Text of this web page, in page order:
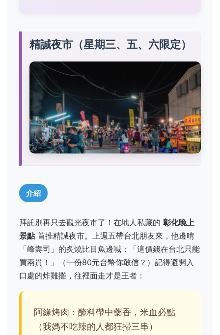
精誠夜市（星期三、五、六限定）
介紹
拜託別再只去觀光夜市了！在地人私藏的 彰化晚上
景點 首推精誠夜市。上週五帶台北朋友來，他邊啃
「峰壽司」的炙燒比目魚邊喊：「這價錢在台北只能
買兩貫！」（一份80元台幣你敢信？）記得避開入
口處的炸雞攤，往裡面走才是王者：
阿緣烤肉：醃料帶中藥香，米血必點
（我媽不吃辣的人都狂掃三串）